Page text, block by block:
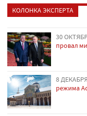
КОЛОНКА ЭКСПЕРТА
30
провал
8
режима